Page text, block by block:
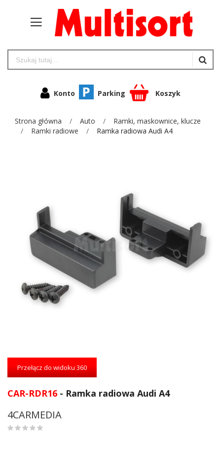
Konto Parking Koszyk
Strona główna Auto
Ramki, maskownice, klucze
Ramki radiowe
Ramka radiowa Audi A4
Przejdź
początek
Przełącz do widoku 360
CAR-RDR16 - Ramka radiowa Audi A4
4CARMEDIA